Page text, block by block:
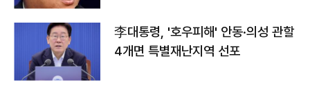
李대통령, '호우피해' 안동·의성 관할
4개면 특별재난지역 선포